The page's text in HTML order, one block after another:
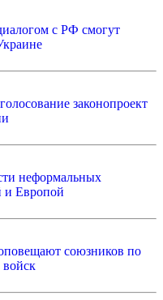
с РФ смогут
законопроект
неформальных
и Европой
союзников по